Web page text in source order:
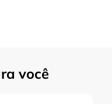
você